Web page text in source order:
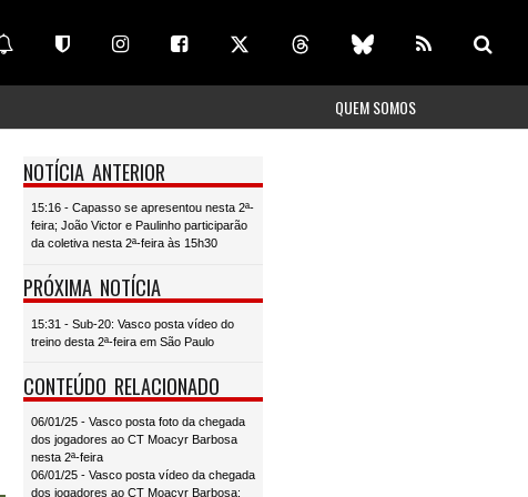
QUEM SOMOS
NOTÍCIA ANTERIOR
15:16 - Capasso se apresentou nesta 2ª-
feira; João Victor e Paulinho participarão
da coletiva nesta 2ª-feira às 15h30
PRÓXIMA NOTÍCIA
15:31 - Sub-20: Vasco posta vídeo do
treino desta 2ª-feira em São Paulo
CONTEÚDO RELACIONADO
06/01/25 - Vasco posta foto da chegada
dos jogadores ao CT Moacyr Barbosa
nesta 2ª-feira
06/01/25 - Vasco posta vídeo da chegada
dos jogadores ao CT Moacyr Barbosa;